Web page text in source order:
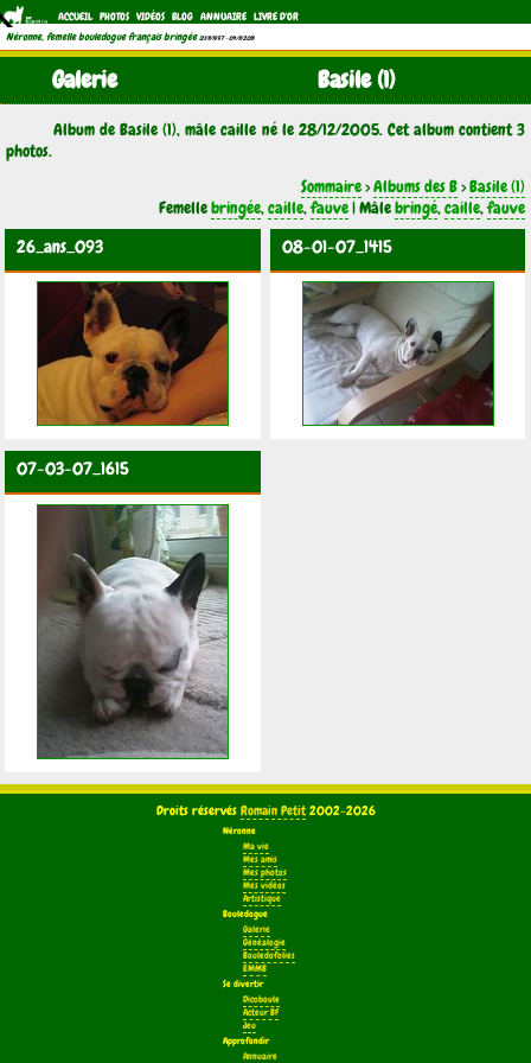
ACCUEIL PHOTOS VIDÉOS BLOG ANNUAIRE LIVRE D'OR
Néronne, femelle bouledogue français bringée (21/11/1997 - 04/11/2011)
Galerie Basile (1)
Album de Basile (1), mâle caille né le 28/12/2005. Cet album contient 3
photos.
Sommaire>Albums des B>Basile (1)
Femellebringée,caille,fauve| Mâlebringé,caille,fauve
26_ans_093 08-01-07_1415
07-03-07_1615
Droits réservés Romain Petit2002-2026
Néronne
Ma vie
Mes amis
Mes photos
Mes vidéos
Artistique
Bouledogue
Galerie
Généalogie
Bouledofolies
EMMB
Se divertir
Dicoboule
Acteur BF
Jeu
Approfondir
Annuaire